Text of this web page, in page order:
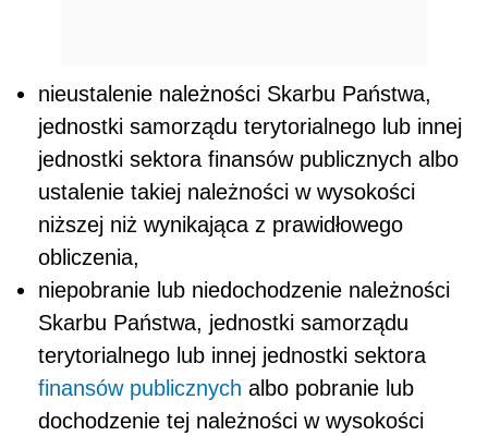
nieustalenie należności Skarbu Państwa,
jednostki samorządu terytorialnego lub innej
jednostki sektora finansów publicznych albo
ustalenie takiej należności w wysokości
niższej niż wynikająca z prawidłowego
obliczenia,
niepobranie lub niedochodzenie należności
Skarbu Państwa, jednostki samorządu
terytorialnego lub innej jednostki sektora
finansów publicznych albo pobranie lub
dochodzenie tej należności w wysokości